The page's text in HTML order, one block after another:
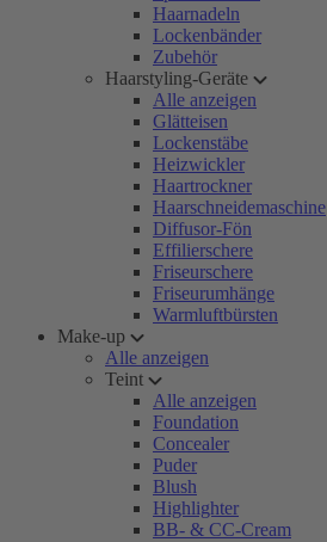
Haarnadeln
Lockenbänder
Zubehör
Haarstyling-Geräte
Alle anzeigen
Glätteisen
Lockenstäbe
Heizwickler
Haartrockner
Haarschneidemaschine
Diffusor-Fön
Effilierschere
Friseurschere
Friseurumhänge
Warmluftbürsten
Make-up
Alle anzeigen
Teint
Alle anzeigen
Foundation
Concealer
Puder
Blush
Highlighter
BB- & CC-Cream